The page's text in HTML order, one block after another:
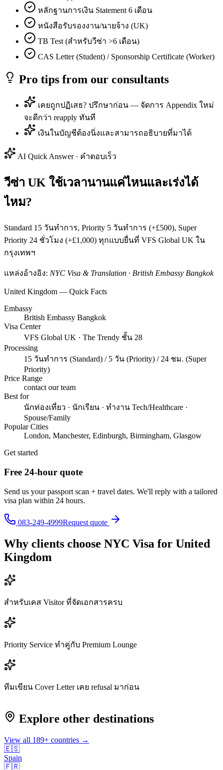
หลักฐานการเงิน Statement 6 เดือน
หนังสือรับรองงาน/นายจ้าง (UK)
TB Test (สำหรับวีซ่า >6 เดือน)
CAS Letter (Student) / Sponsorship Certificate (Worker)
Pro tips from our consultants
เคยถูกปฏิเสธ? ปรึกษาก่อน — จัดการ Appendix ใหม่
จะดีกว่า reapply ทันที
เงินในบัญชีต้องนิ่งและสามารถอธิบายที่มาได้
AI Quick Answer · คำตอบเร็ว
วีซ่า UK ใช้เวลานานแค่ไหนและเร่งได้
ไหม?
Standard 15 วันทำการ, Priority 5 วันทำการ (+£500), Super
Priority 24 ชั่วโมง (+£1,000) ทุกแบบยื่นที่ VFS Global UK ใน
กรุงเทพฯ
แหล่งอ้างอิง: NYC Visa & Translation · British Embassy Bangkok
United Kingdom — Quick Facts
Embassy
British Embassy Bangkok
Visa Center
VFS Global UK · The Trendy ชั้น 28
Processing
15 วันทำการ (Standard) / 5 วัน (Priority) / 24 ชม. (Super
Priority)
Price Range
contact our team
Best for
นักท่องเที่ยว · นักเรียน · ทำงาน Tech/Healthcare ·
Spouse/Family
Popular Cities
London, Manchester, Edinburgh, Birmingham, Glasgow
Get started
Free 24-hour quote
Send us your passport scan + travel dates. We'll reply with a tailored
visa plan within 24 hours.
083-249-4999Request quote
Why clients choose NYC Visa for United
Kingdom
สำหรับเคส Visitor ที่จัดเอกสารครบ
Priority Service ทำคู่กับ Premium Lounge
ทีมเขียน Cover Letter เคย refusal มาก่อน
Explore other destinations
View all 189+ countries →
🇪🇸
Spain
🇫🇷